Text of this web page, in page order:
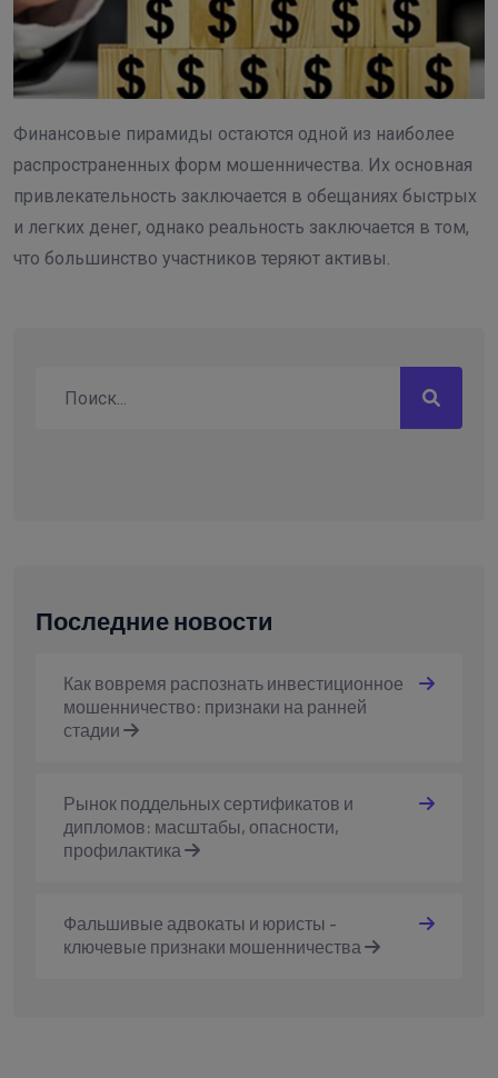
Финансовые пирамиды остаются одной из наиболее
распространенных форм мошенничества. Их основная
привлекательность заключается в обещаниях быстрых
и легких денег, однако реальность заключается в том,
что большинство участников теряют активы.
Последние новости
Как вовремя распознать инвестиционное
мошенничество: признаки на ранней
стадии
Рынок поддельных сертификатов и
дипломов: масштабы, опасности,
профилактика
Фальшивые адвокаты и юристы -
ключевые признаки мошенничества